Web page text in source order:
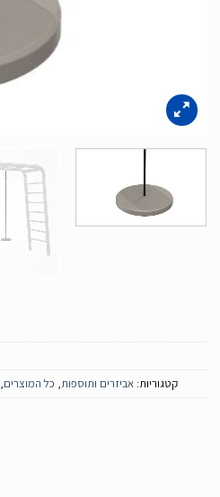
קטגוריות: אביזרים ותוספות, כל המוצרים,